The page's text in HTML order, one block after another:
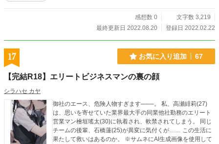
感想数 0
文字数 3,219
最終更新日 2022.08.20
登録日 2022.02.22
17 お気に入り追加 67
【完結R18】エリートビジネスマンの裏の顔
シラハセ カヤ
御社のエース、危険人物すぎます​─​──​。 私、高瀬緋莉(27)
は、思いを寄せていた業界最大手の同業他社勤務のエリート
営業マン檜垣瑤太(30)に執着され、軟禁されてしまう。 同じ
チームの後輩、石橋蓮(25)が異変に気付くが…… この生活に
果たして救いはあるのか。 ※サムネにAI生成画像を使用して